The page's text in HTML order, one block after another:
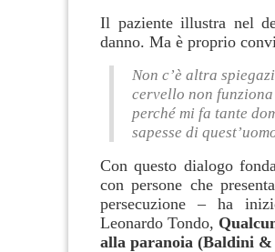
Il paziente illustra nel
danno. Ma è proprio
Non c’è altra
cervello non
perché mi fa tante
sapesse di
Con questo dialogo
con persone che
persecuzione – ha
Leonardo Tondo,
alla paranoia (Baldini &